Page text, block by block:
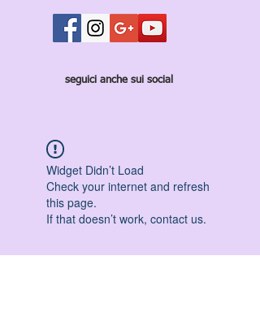
seguici anche sui social
Widget Didn’t Load
Check your internet and refresh
this page.
If that doesn’t work, contact us.